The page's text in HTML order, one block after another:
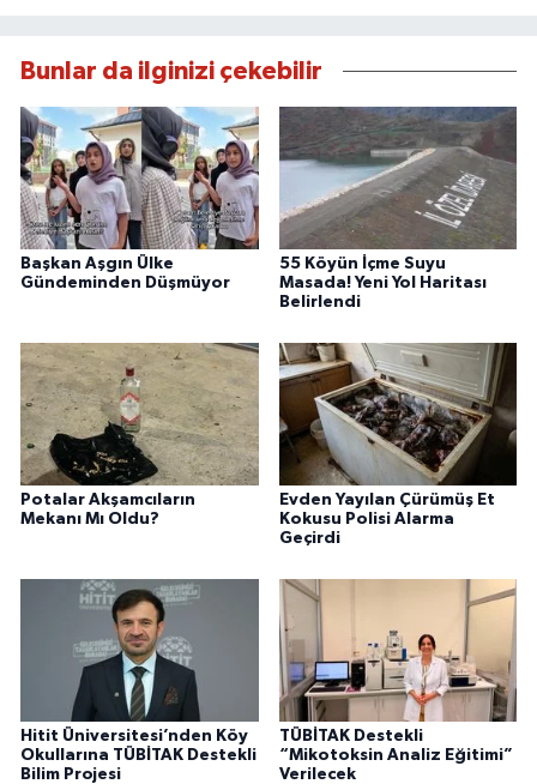
Bunlar da ilginizi çekebilir
Başkan Aşgın Ülke
Gündeminden Düşmüyor
55 Köyün İçme Suyu
Masada! Yeni Yol Haritası
Belirlendi
Potalar Akşamcıların
Mekanı Mı Oldu?
Evden Yayılan Çürümüş Et
Kokusu Polisi Alarma
Geçirdi
Hitit Üniversitesi’nden Köy
Okullarına TÜBİTAK Destekli
Bilim Projesi
TÜBİTAK Destekli
“Mikotoksin Analiz Eğitimi”
Verilecek